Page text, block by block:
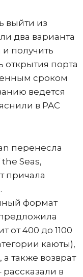
выйти из
два варианта
и получить
открытия порта
сроком
ведется
в PAC
перенесла
Seas,
причала
формат
от 400 до 1100
каюты),
также возврат
в